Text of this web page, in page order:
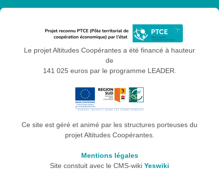
Le projet Altitudes Coopérantes a été financé à hauteur
de
141 025 euros par le programme LEADER.
Ce site est géré et animé par les structures porteuses du
projet Altitudes Coopérantes.
Mentions légales
Site constuit avec le CMS-wiki Yeswiki